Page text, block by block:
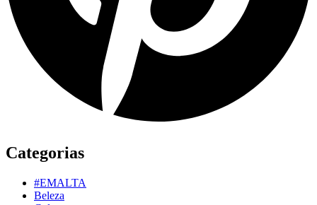
Categorias
#EMALTA
Beleza